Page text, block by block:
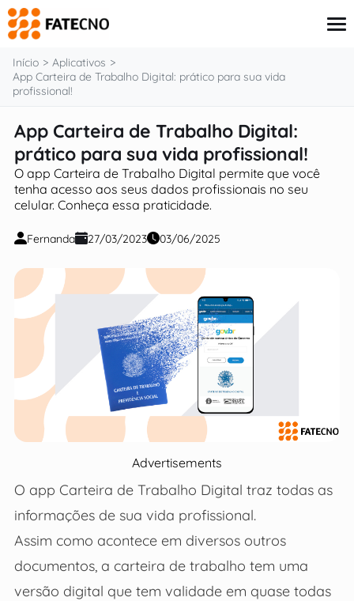
o
conteúdo
Tutoriais
Governo
Renda Extra
Finanças
Início
Aplicativos
App Carteira de Trabalho Digital: prático para sua vida
profissional!
App Carteira de Trabalho Digital:
prático para sua vida profissional!
O app Carteira de Trabalho Digital permite que você
tenha acesso aos seus dados profissionais no seu
celular. Conheça essa praticidade.
Fernanda 27/03/2023 03/06/2025
Advertisements
O app Carteira de Trabalho Digital traz todas as
informações de sua vida profissional.
Assim como acontece em diversos outros
documentos, a carteira de trabalho tem uma
versão digital que tem validade em quase todas